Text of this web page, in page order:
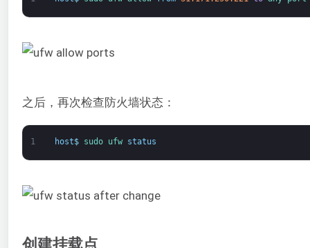
之后，再次检查防火墙状态：
1 host$ sudo ufw status
创建挂载点